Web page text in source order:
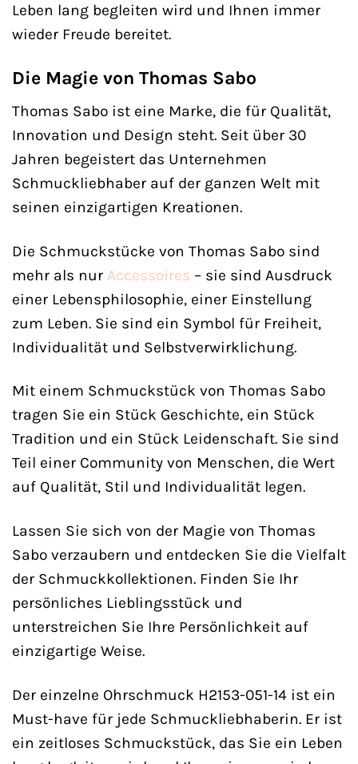
Leben lang begleiten wird und Ihnen immer
wieder Freude bereitet.
Die Magie von Thomas Sabo
Thomas Sabo ist eine Marke, die für Qualität,
Innovation und Design steht. Seit über 30
Jahren begeistert das Unternehmen
Schmuckliebhaber auf der ganzen Welt mit
seinen einzigartigen Kreationen.
Die Schmuckstücke von Thomas Sabo sind
mehr als nur Accessoires – sie sind Ausdruck
einer Lebensphilosophie, einer Einstellung
zum Leben. Sie sind ein Symbol für Freiheit,
Individualität und Selbstverwirklichung.
Mit einem Schmuckstück von Thomas Sabo
tragen Sie ein Stück Geschichte, ein Stück
Tradition und ein Stück Leidenschaft. Sie sind
Teil einer Community von Menschen, die Wert
auf Qualität, Stil und Individualität legen.
Lassen Sie sich von der Magie von Thomas
Sabo verzaubern und entdecken Sie die Vielfalt
der Schmuckkollektionen. Finden Sie Ihr
persönliches Lieblingsstück und
unterstreichen Sie Ihre Persönlichkeit auf
einzigartige Weise.
Der einzelne Ohrschmuck H2153-051-14 ist ein
Must-have für jede Schmuckliebhaberin. Er ist
ein zeitloses Schmuckstück, das Sie ein Leben